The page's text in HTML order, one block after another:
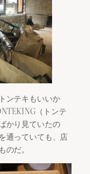
ンテキもいいか
（トンテ
かり見ていたの
通っていても、店
だ。